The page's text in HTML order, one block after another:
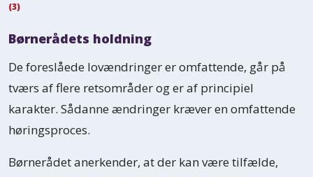
(3)
Børnerådets holdning
De foreslåede lovændringer er omfattende, går på
tværs af flere retsområder og er af principiel
karakter. Sådanne ændringer kræver en omfattende
høringsproces.
Børnerådet anerkender, at der kan være tilfælde,